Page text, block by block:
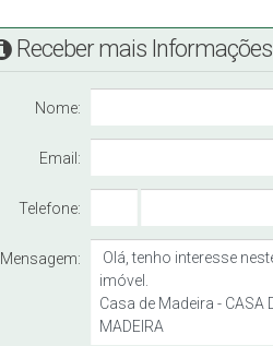
Receber mais Informações
Nome:
Email:
Telefone:
Mensagem: